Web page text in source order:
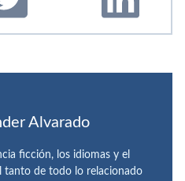
Alvarado
ficción, los idiomas y el
tanto de todo lo relacionado